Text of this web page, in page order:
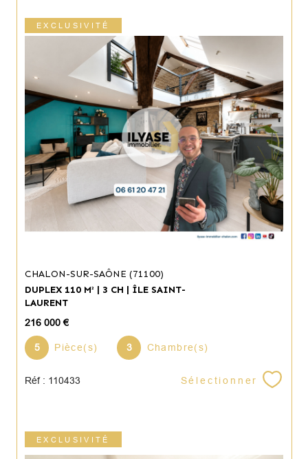
EXCLUSIVITÉ
CHALON-SUR-SAÔNE (71100)
DUPLEX 110 M² | 3 CH | ÎLE SAINT-
LAURENT
216 000 €
5 Pièce(s) 3 Chambre(s)
Réf : 110433 Sélectionner
EXCLUSIVITÉ